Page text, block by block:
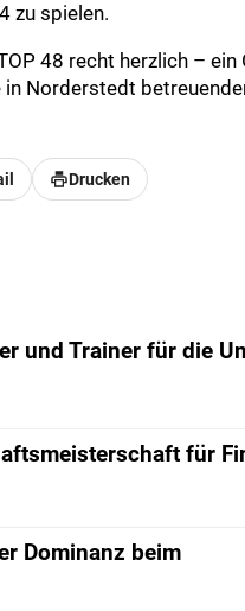
zu spielen.
48 recht herzlich – ein
Norderstedt
Drucken
und Trainer für die
für
Dominanz beim